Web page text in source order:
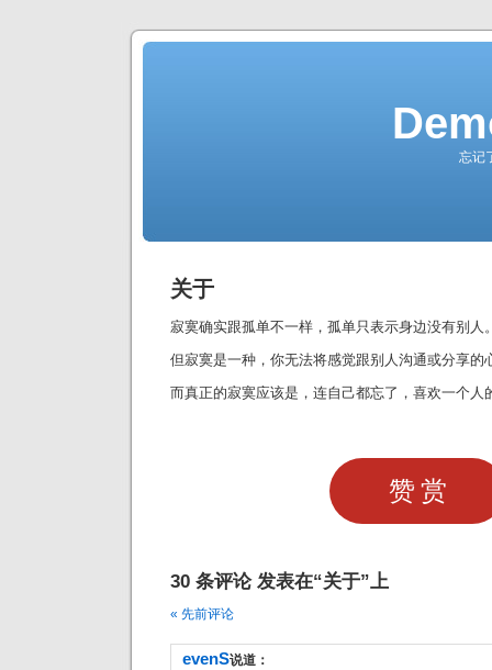
忘记
关于
寂寞确实跟孤单不一样，孤单只表示身边没有别人
但寂寞是一种，你无法将感觉跟别人沟通或分享的
而真正的寂寞应该是，连自己都忘了，喜欢一个人
赞赏
30 条评论 发表在“关于”上
« 先前评论
evenS说道：